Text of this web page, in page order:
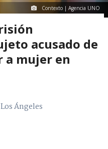
Contexto | Agencia UNO
acusado de
a mujer en
Ángeles